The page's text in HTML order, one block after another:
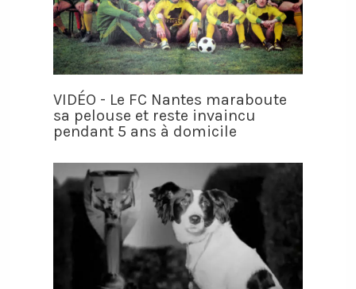
VIDÉO - Le FC Nantes maraboute
sa pelouse et reste invaincu
pendant 5 ans à domicile